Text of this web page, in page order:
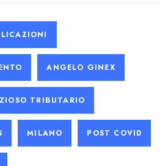
ANGELO GINEX
TRIBUTARIO
MILANO POST COVID